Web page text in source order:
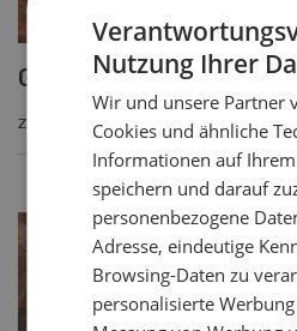
Getreide-
ZUM REZEPT
Nutzung Ihrer
Wir und unsere Partner
Cookies und ähnliche
Informationen auf
speichern und darauf
personenbezogene
Adresse, eindeutige
Browsing-Daten zu
personalisierte